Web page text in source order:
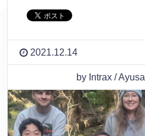
2021.12.14
by Intrax / Ayusa